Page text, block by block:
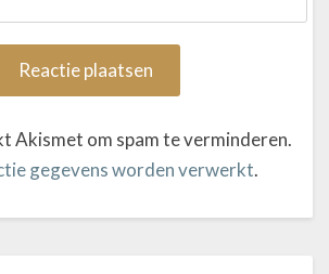
Akismet om spam te verminderen.
gegevens worden verwerkt.